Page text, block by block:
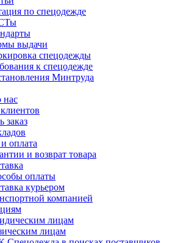
по спецодежде
выдачи
спецодежды
к спецодежде
Минтруда
нас
заказ
оплата
и возврат товара
оплаты
курьером
компанией
лицам
лицам